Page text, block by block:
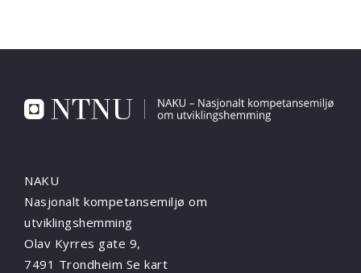
NAKU
Nasjonalt kompetansemiljø om
utviklingshemming
Olav Kyrres gate 9,
7491 Trondheim Se kart